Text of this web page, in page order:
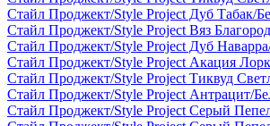
Стайл Проджект/Style Project Дуб Табак/
Стайл Проджект/Style Project Вяз
Стайл Проджект/Style Project Дуб
Стайл Проджект/Style Project Акация
Стайл Проджект/Style Project Тиквуд
Стайл Проджект/Style Project Антрацит/
Стайл Проджект/Style Project Серый